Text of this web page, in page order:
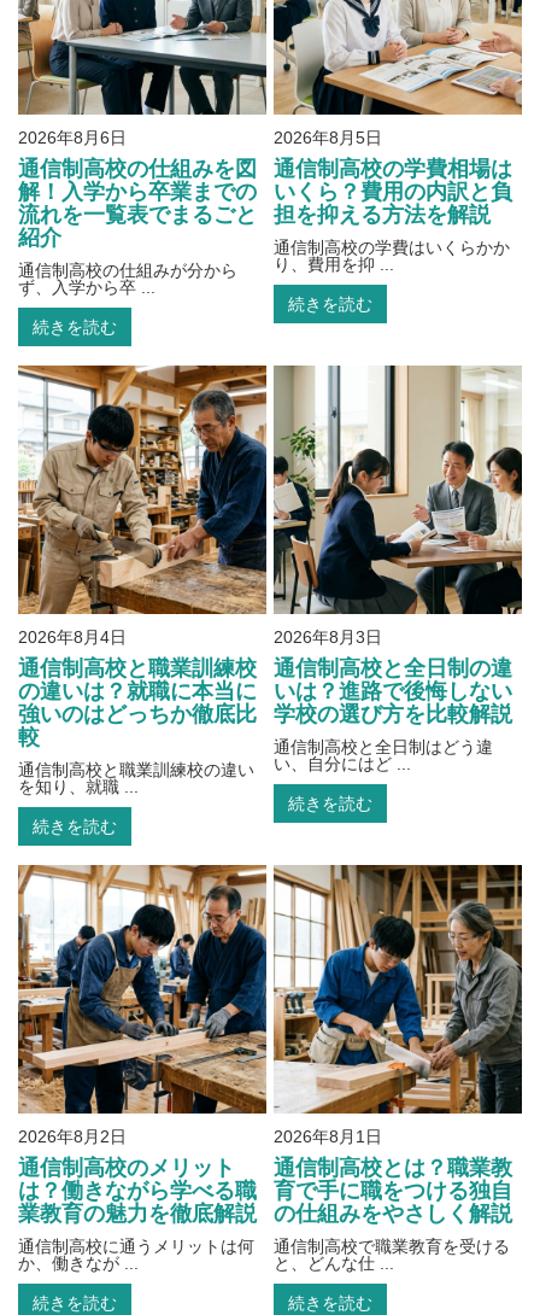
2026年8月6日
通信制高校の仕組みを図
解！入学から卒業までの
流れを一覧表でまるごと
紹介
通信制高校の仕組みが分から
ず、入学から卒 ...
続きを読む
2026年8月5日
通信制高校の学費相場は
いくら？費用の内訳と負
担を抑える方法を解説
通信制高校の学費はいくらかか
り、費用を抑 ...
続きを読む
2026年8月4日
通信制高校と職業訓練校
の違いは？就職に本当に
強いのはどっちか徹底比
較
通信制高校と職業訓練校の違い
を知り、就職 ...
続きを読む
2026年8月3日
通信制高校と全日制の違
いは？進路で後悔しない
学校の選び方を比較解説
通信制高校と全日制はどう違
い、自分にはど ...
続きを読む
2026年8月2日
通信制高校のメリット
は？働きながら学べる職
業教育の魅力を徹底解説
通信制高校に通うメリットは何
か、働きなが ...
続きを読む
2026年8月1日
通信制高校とは？職業教
育で手に職をつける独自
の仕組みをやさしく解説
通信制高校で職業教育を受ける
と、どんな仕 ...
続きを読む